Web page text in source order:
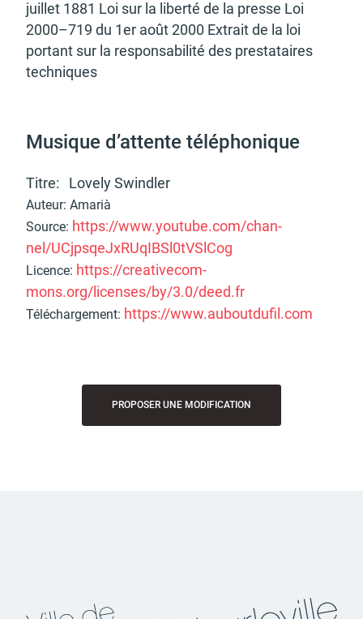
juillet 1881 Loi sur la liberté de la presse Loi
2000–719 du 1er août 2000 Extrait de la loi
portant sur la respon­sa­bi­lité des pres­ta­taires
tech­niques
Musique d’at­tente télé­pho­nique
Titre: Lovely Swind­ler
Auteur: Amarià
Source: https://www.youtube.com/chan­
nel/UCjpsqeJx­RUqIBSl0tVSl­Cog
Licence: https://crea­ti­ve­com­
mons.org/licenses/by/3.0/deed.fr
Télé­char­ge­ment: https://www.aubout­du­fil.com
PROPOSER UNE MODIFICATION